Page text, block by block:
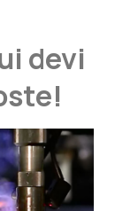
devi